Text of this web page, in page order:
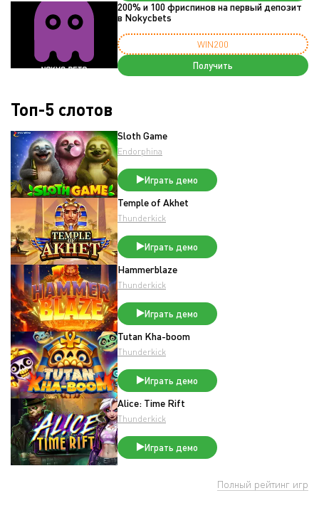
200% и 100 фриспинов на первый депозит
в Nokycbets
WIN200
Получить
Топ-5 слотов
Sloth Game
Endorphina
Играть демо
Temple of Akhet
Thunderkick
Играть демо
Hammerblaze
Thunderkick
Играть демо
Tutan Kha-boom
Thunderkick
Играть демо
Alice: Time Rift
Thunderkick
Играть демо
Полный рейтинг игр